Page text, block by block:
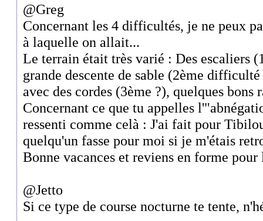
@Greg
Concernant les 4 difficultés, je ne peux
à laquelle on allait...
Le terrain était très varié : Des escaliers
grande descente de sable (2ème
avec des cordes (3ème ?), quelques bons
Concernant ce que tu appelles
ressenti comme celà : J'ai fait pour
quelqu'un fasse pour moi si je m'étais
Bonne vacances et reviens en forme
@Jetto
Si ce type de course nocturne te tente,